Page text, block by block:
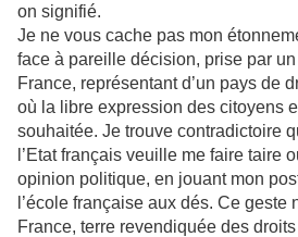
on signifié.
Je ne vous cache pas mon
face à pareille décision, prise par
France, représentant d’un pays de
où la libre expression des citoyens
souhaitée. Je trouve contradictoire
l’Etat français veuille me faire taire
opinion politique, en jouant mon
l’école française aux dés. Ce geste
France, terre revendiquée des droits